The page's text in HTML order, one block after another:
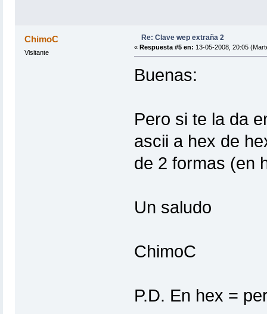
ChimoC
Visitante
Re: Clave wep extraña 2
« Respuesta #5 en: 13-05-2008, 20:05
Buenas:
Pero si te la da
ascii a hex de
de 2 formas (en
Un saludo
ChimoC
P.D. En hex =